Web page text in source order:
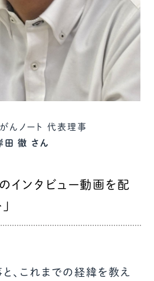
んノート 代表理事
田 徹 さん
インタビュー動画を配
、これまでの経緯を教え